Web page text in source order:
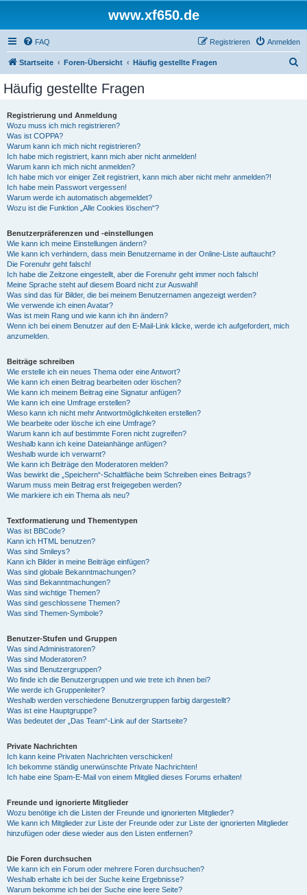
www.xf650.de
FAQ Anmelden
Registrieren
Startseite Foren-Übersicht Häufig gestellte Fragen
Häufig gestellte Fragen
Registrierung und Anmeldung
Wozu muss ich mich registrieren?
Was ist COPPA?
Warum kann ich mich nicht registrieren?
Ich habe mich registriert, kann mich aber nicht anmelden!
Warum kann ich mich nicht anmelden?
Ich habe mich vor einiger Zeit registriert, kann mich aber nicht mehr anmelden?!
Ich habe mein Passwort vergessen!
Warum werde ich automatisch abgemeldet?
Wozu ist die Funktion „Alle Cookies löschen“?
Benutzerpräferenzen und -einstellungen
Wie kann ich meine Einstellungen ändern?
Wie kann ich verhindern, dass mein Benutzername in der Online-Liste auftaucht?
Die Forenuhr geht falsch!
Ich habe die Zeitzone eingestellt, aber die Forenuhr geht immer noch falsch!
Meine Sprache steht auf diesem Board nicht zur Auswahl!
Was sind das für Bilder, die bei meinem Benutzernamen angezeigt werden?
Wie verwende ich einen Avatar?
Was ist mein Rang und wie kann ich ihn ändern?
Wenn ich bei einem Benutzer auf den E-Mail-Link klicke, werde ich aufgefordert, mich
anzumelden.
Beiträge schreiben
Wie erstelle ich ein neues Thema oder eine Antwort?
Wie kann ich einen Beitrag bearbeiten oder löschen?
Wie kann ich meinem Beitrag eine Signatur anfügen?
Wie kann ich eine Umfrage erstellen?
Wieso kann ich nicht mehr Antwortmöglichkeiten erstellen?
Wie bearbeite oder lösche ich eine Umfrage?
Warum kann ich auf bestimmte Foren nicht zugreifen?
Weshalb kann ich keine Dateianhänge anfügen?
Weshalb wurde ich verwarnt?
Wie kann ich Beiträge den Moderatoren melden?
Was bewirkt die „Speichern“-Schaltfläche beim Schreiben eines Beitrags?
Warum muss mein Beitrag erst freigegeben werden?
Wie markiere ich ein Thema als neu?
Textformatierung und Thementypen
Was ist BBCode?
Kann ich HTML benutzen?
Was sind Smileys?
Kann ich Bilder in meine Beiträge einfügen?
Was sind globale Bekanntmachungen?
Was sind Bekanntmachungen?
Was sind wichtige Themen?
Was sind geschlossene Themen?
Was sind Themen-Symbole?
Benutzer-Stufen und Gruppen
Was sind Administratoren?
Was sind Moderatoren?
Was sind Benutzergruppen?
Wo finde ich die Benutzergruppen und wie trete ich ihnen bei?
Wie werde ich Gruppenleiter?
Weshalb werden verschiedene Benutzergruppen farbig dargestellt?
Was ist eine Hauptgruppe?
Was bedeutet der „Das Team“-Link auf der Startseite?
Private Nachrichten
Ich kann keine Privaten Nachrichten verschicken!
Ich bekomme ständig unerwünschte Private Nachrichten!
Ich habe eine Spam-E-Mail von einem Mitglied dieses Forums erhalten!
Freunde und ignorierte Mitglieder
Wozu benötige ich die Listen der Freunde und ignorierten Mitglieder?
Wie kann ich Mitglieder zur Liste der Freunde oder zur Liste der ignorierten Mitglieder
hinzufügen oder diese wieder aus den Listen entfernen?
Die Foren durchsuchen
Wie kann ich ein Forum oder mehrere Foren durchsuchen?
Weshalb erhalte ich bei der Suche keine Ergebnisse?
Warum bekomme ich bei der Suche eine leere Seite?